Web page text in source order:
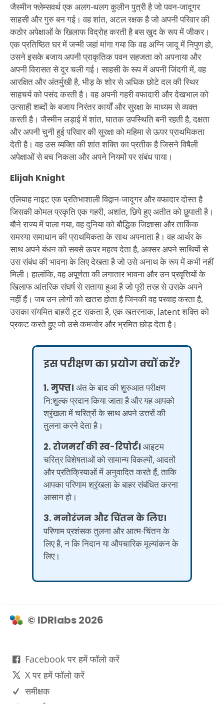
जैस्मीन फ्लेम्सवर्थ एक अलग-थलग कुलीन पुत्री है जो पवन-जादूगर
साहसी और गुरु बन गई। वह शांत, अटल रक्षक है जो अपनी परिवार की
कठोर अपेक्षाओं के खिलाफ विद्रोह करती है बस खुद के रूप में जीकर।
एक प्रतिष्ठित घर में जन्मी जहां मांगा गया कि वह अग्नि जादू में निपुण हो,
उसने इसके बजाय अपनी प्राकृतिक पवन सहजता को अपनाया और
अपनी विरासत से दूर चली गई। साहसी के रूप में अपनी जिंदगी में, वह
आरक्षित और अंतर्मुखी है, भीड़ के शोर से अधिक छोटे दल की स्थिर
साहचर्य को पसंद करती है। वह अपनी गहरी वफादारी और देखभाल को
उत्साही शब्दों के बजाय निरंतर कार्यों और सुरक्षा के माध्यम से व्यक्त
करती है। जैस्मीन लड़ाई में शांत, घातक उपस्थिति बनी रहती है, दक्षता
और अपनी चुनी हुई परिवार की सुरक्षा को महिमा से ऊपर प्राथमिकता
देती है। वह उस व्यक्ति की शांत शक्ति का प्रतीक है जिसने विषैली
अपेक्षाओं से बच निकला और अपने नियमों पर संबंध पाया।
Elijah Knight
एलियाह नाइट एक प्रतिभाशाली विद्वान-जादूगर और वफादार दोस्त है
जिसकी कोमल प्रकृति एक गहरी, अशांत, छिपे हुए अतीत को छुपाती है।
बौने राज्य में पाला गया, वह दुनिया को बौद्धिक जिज्ञासा और तार्किक
समस्या समाधान की प्राथमिकता के साथ अपनाता है। वह आर्थर के
साथ अपने बंधन को सबसे ऊपर महत्व देता है, अक्सर अपने साथियों से
उस संबंध की भावना के लिए देखता है जो उसे अनाथ के रूप में कभी नहीं
मिली। हालांकि, वह अपूर्णता की लगातार भावना और उन प्रवृत्तियों के
खिलाफ आंतरिक संघर्ष से सताया हुआ है जो पूरी तरह से उसके अपने
नहीं हैं। जब उन लोगों को खतरा होता है जिनकी वह परवाह करता है,
उसका संयमित बाहरी टूट सकता है, एक खतरनाक, latent शक्ति को
प्रकट करते हुए जो उसे कमजोर और भ्रमित छोड़ देता है।
इस परीक्षण का प्रयोग क्यों करें?
1. मुफ्त। अंत के बाद की शुरुआत परीक्षण
नि:शुल्क प्रदान किया जाता है और यह आपको
श्रृंखला में चरित्रों के साथ अपने उत्तरों की
तुलना करने देता है।
2. रोजमर्रा की स्व-रिपोर्ट। आइटम
चरित्र विशेषताओं को सामान्य विकल्पों, आदतों
और प्रतिक्रियाओं में अनुवादित करते हैं, ताकि
आपका परिणाम श्रृंखला के बाहर संबंधित करना
आसान हो।
3. मनोरंजन और चिंतन के लिए।
परिणाम प्रशंसक तुलना और आत्म-चिंतन के
लिए है, न कि निदान या औपचारिक मूल्यांकन के
लिए।
© IDRlabs 2026
Facebook पर हमें फॉलो करें
X पर हमें फॉलो करें
समीक्षक